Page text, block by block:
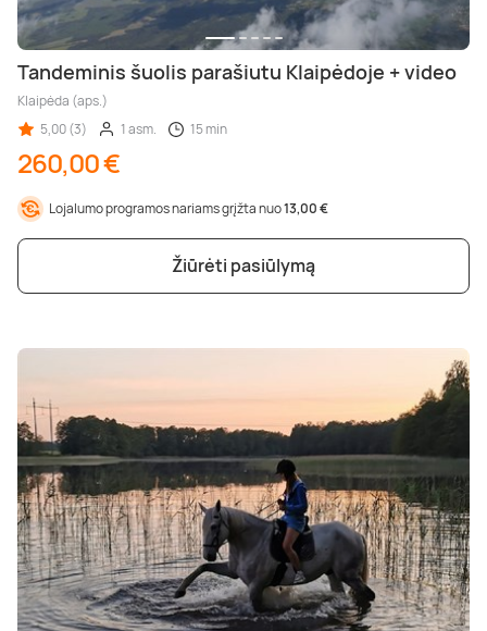
Tandeminis šuolis parašiutu Klaipėdoje + video
Klaipėda (aps.)
5,00 (3)
1 asm. 15 min
260,00 €
Lojalumo programos nariams grįžta nuo13,00 €
Žiūrėti pasiūlymą